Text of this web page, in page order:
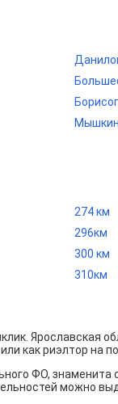
274 км
296км
300 км
310км
Ярославская
как риэлтор на
ФО,
можно